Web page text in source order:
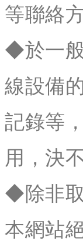
等聯絡
◆於一
線設備
記錄等
用，決
◆除非
本網站